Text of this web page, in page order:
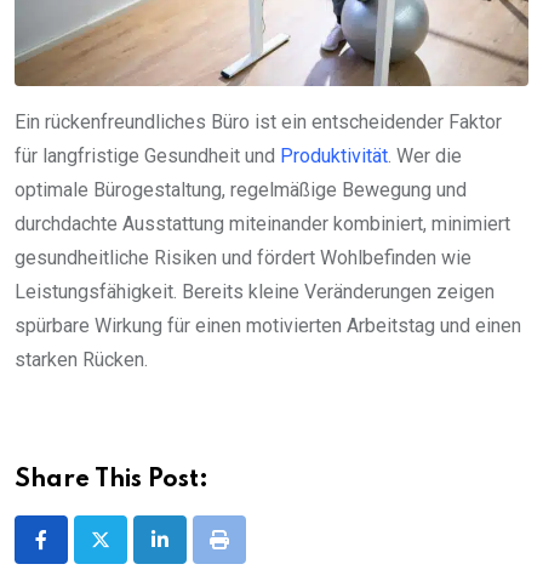
Ein rückenfreundliches Büro ist ein entscheidender Faktor
für langfristige Gesundheit und Produktivität. Wer die
optimale Bürogestaltung, regelmäßige Bewegung und
durchdachte Ausstattung miteinander kombiniert, minimiert
gesundheitliche Risiken und fördert Wohlbefinden wie
Leistungsfähigkeit. Bereits kleine Veränderungen zeigen
spürbare Wirkung für einen motivierten Arbeitstag und einen
starken Rücken.
Share This Post:
LinkedInPrint